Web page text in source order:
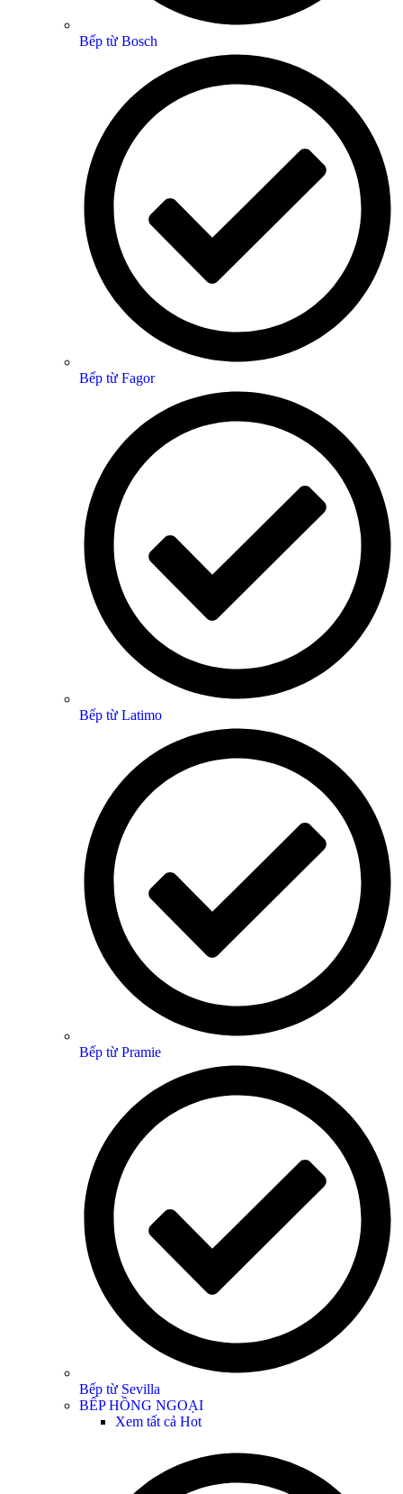
Bếp từ Bosch
Bếp từ Fagor
Bếp từ Latimo
Bếp từ Pramie
Bếp từ Sevilla
BẾP HỒNG NGOẠI
Xem tất cả Hot